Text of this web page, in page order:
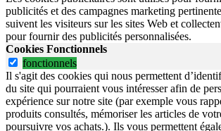
publicités et des campagnes marketing
suivent les visiteurs sur les sites Web et
pour fournir des publicités personnalisées.
Cookies Fonctionnels
fonctionnels
Il s'agit des cookies qui nous permettent
du site qui pourraient vous intéresser afin de
expérience sur notre site (par exemple vous
produits consultés, mémoriser les articles de
poursuivre vos achats.). Ils vous permettent